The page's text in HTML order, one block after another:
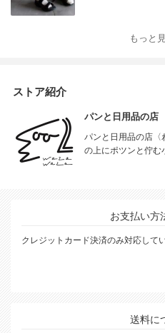
もっと
ストア紹介
パンと日用品の
パンと日用品の店〈
の上にポツンと佇む
お支払い方
クレジットカード決済のみ対応してい
送料に